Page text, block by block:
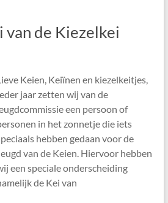
de Kiezelkei
Keien, Keiïnen en kiezelkeitjes,
jaar zetten wij van de
een persoon of
in het zonnetje die iets
hebben gedaan voor de
van de Keien. Hiervoor hebben
een speciale onderscheiding
de Kei van